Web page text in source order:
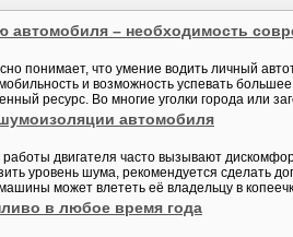
автомобиля – необходимость
понимает, что умение водить личный
и возможность успевать
ресурс. Во многие уголки города или
автомобиля
двигателя часто вызывают
уровень шума, рекомендуется сделать
может влететь её владельцу в
в любое время года